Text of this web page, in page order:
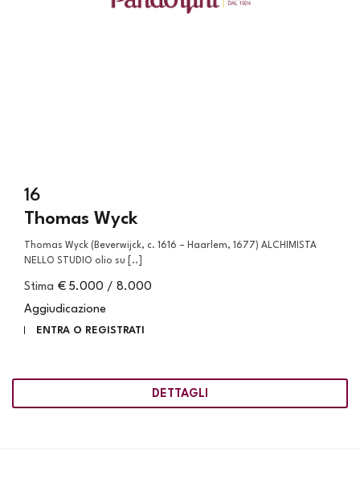
16
Thomas Wyck
NELLO STUDIO olio su [..]
Stima € 5.000 / 8.000
Aggiudicazione
ENTRA O REGISTRATI
DETTAGLI